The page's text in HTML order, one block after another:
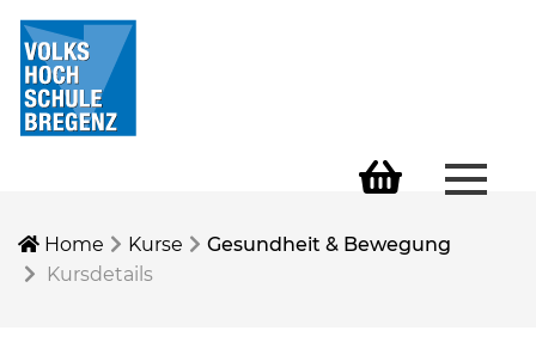
Home Kurse
Gesundheit & Bewegung
Kursdetails